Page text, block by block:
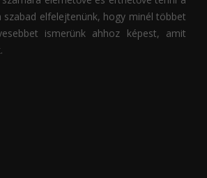
szabad elfelejtenünk, hogy minél többet
ismerünk ahhoz képest, amit